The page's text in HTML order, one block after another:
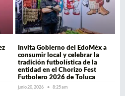
Invita Gobierno del EdoMéx a
consumir local y celebrar la
tradición futbolística de la
entidad en el Chorizo Fest
Futbolero 2026 de Toluca
junio 20, 2026 8:25 am